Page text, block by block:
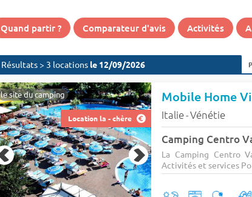
Quand partir ? Comparateur d'avis Activités
Résultats > 3 locations le 12/09/2026
Location la - chère
le site du camping Mobile Home
Italie-Vénétie
Camping Centro
La Camping Centro
Activités et services